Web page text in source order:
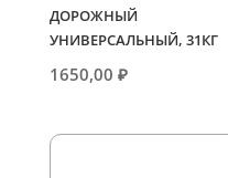
ДОРОЖНЫЙ
УНИВЕРСАЛЬНЫЙ, 31КГ
1650,00 ₽